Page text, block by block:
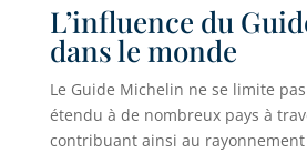
L’influence du
dans le monde
Le Guide Michelin ne se limite pas
étendu à de nombreux pays à
contribuant ainsi au